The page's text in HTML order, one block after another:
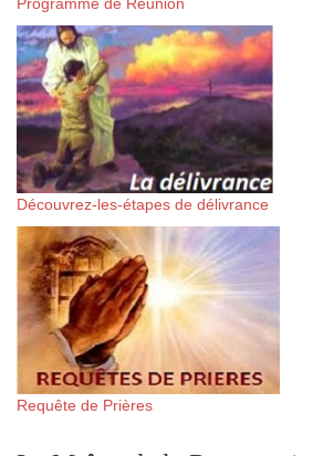
Découvrez-les-étapes de délivrance
Requête de Prières